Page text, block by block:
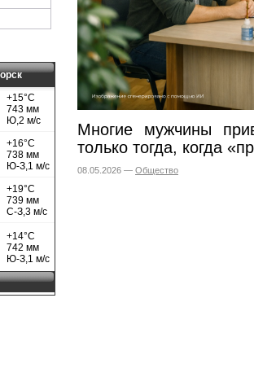
Многие мужчины
только тогда, когда
08.05.2026 — Общество